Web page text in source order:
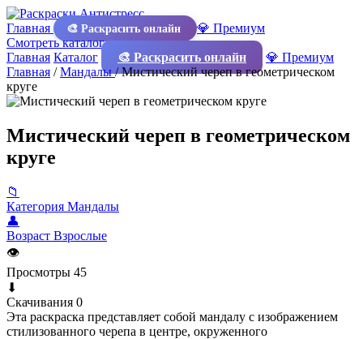
Главная 🎨 Раскрасить онлайн
💎 Премиум
Смотреть каталог
Главная Каталог 🎨 Раскрасить онлайн
💎 Премиум
Главная /Мандалы/Мистический череп в геометрическом
круге
Мистический череп в геометрическом
круге
📁
Категория Мандалы
👤
Возраст Взрослые
👁
Просмотры 45
⬇
Скачивания 0
Эта раскраска представляет собой мандалу с изображением
стилизованного черепа в центре, окруженного